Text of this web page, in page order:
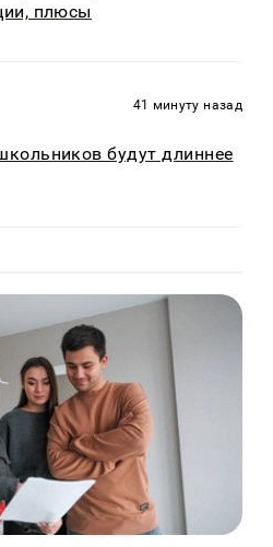
плюсы
41 минуту назад
будут длиннее